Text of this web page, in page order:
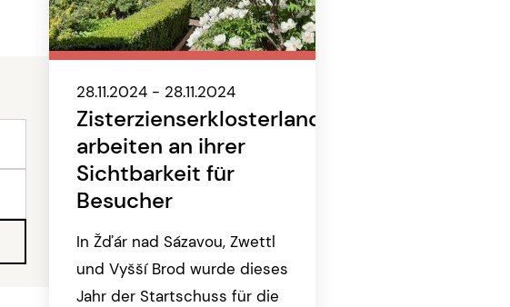
28.11.2024 - 28.11.2024
Zisterzienserklosterlandschaften
arbeiten an ihrer
Sichtbarkeit für
Besucher
In Žďár nad Sázavou, Zwettl
und Vyšší Brod wurde dieses
Jahr der Startschuss für die